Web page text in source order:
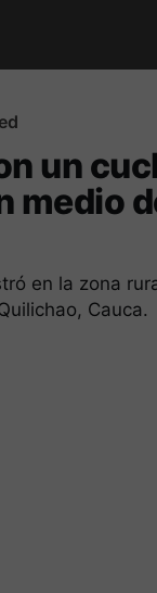
un
medio
en la zona
Cauca.